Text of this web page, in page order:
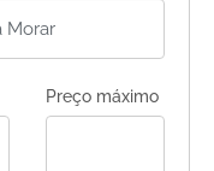
Preço máximo